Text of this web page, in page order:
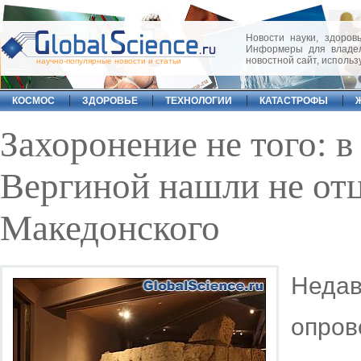
научно-популярные новости и статьи
Новости науки,
Информеры для
новостной сайт,
КОСМОС ЗДОРОВЬЕ ТЕХНОЛОГИИ КАТАСТРОФЫ
Захоронение не того:
Вергиной нашли не
Македонского